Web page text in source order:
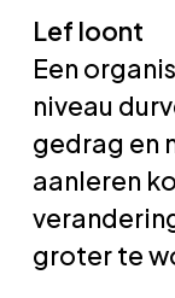
Lef loont
Een
niveau
gedrag en
aanleren
groter te